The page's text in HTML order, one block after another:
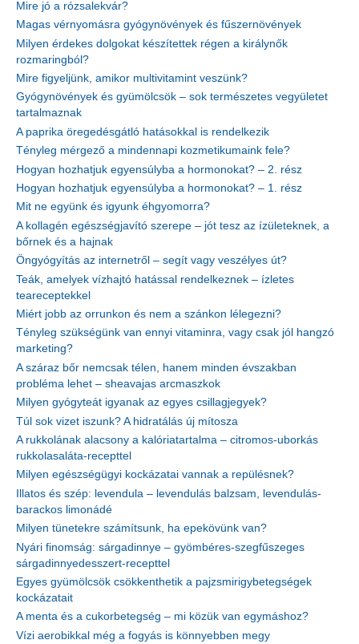
Mire jó a rózsalekvár?
Magas vérnyomásra gyógynövények és fűszernövények
Milyen érdekes dolgokat készítettek régen a királynők
rozmaringból?
Mire figyeljünk, amikor multivitamint veszünk?
Gyógynövények és gyümölcsök – sok természetes vegyületet
tartalmaznak
A paprika öregedésgátló hatásokkal is rendelkezik
Tényleg mérgező a mindennapi kozmetikumaink fele?
Hogyan hozhatjuk egyensúlyba a hormonokat? – 2. rész
Hogyan hozhatjuk egyensúlyba a hormonokat? – 1. rész
Mit ne együnk és igyunk éhgyomorra?
A kollagén egészségjavító szerepe – jót tesz az ízületeknek, a
bőrnek és a hajnak
Öngyógyítás az internetről – segít vagy veszélyes út?
Teák, amelyek vízhajtó hatással rendelkeznek – ízletes
teareceptekkel
Miért jobb az orrunkon és nem a szánkon lélegezni?
Tényleg szükségünk van ennyi vitaminra, vagy csak jól hangzó
marketing?
A száraz bőr nemcsak télen, hanem minden évszakban
probléma lehet – sheavajas arcmaszkok
Milyen gyógyteát igyanak az egyes csillagjegyek?
Túl sok vizet iszunk? A hidratálás új mítosza
A rukkolának alacsony a kalóriatartalma – citromos-uborkás
rukkolasaláta-recepttel
Milyen egészségügyi kockázatai vannak a repülésnek?
Illatos és szép: levendula – levendulás balzsam, levendulás-
barackos limonádé
Milyen tünetekre számítsunk, ha epekövünk van?
Nyári finomság: sárgadinnye – gyömbéres-szegfűszeges
sárgadinnyedesszert-recepttel
Egyes gyümölcsök csökkenthetik a pajzsmirigybetegségek
kockázatait
A menta és a cukorbetegség – mi közük van egymáshoz?
Vízi aerobikkal még a fogyás is könnyebben megy